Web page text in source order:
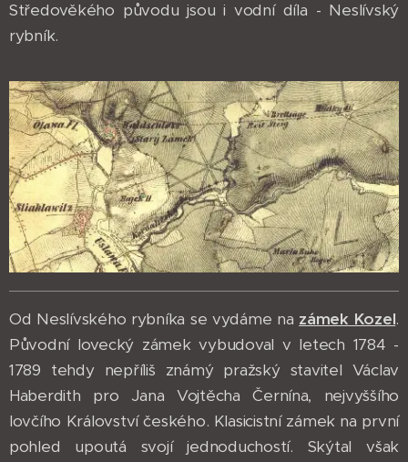
Středověkého původu jsou i vodní díla - Neslívský
rybník.
Od Neslívského rybníka se vydáme na zámek Kozel.
Původní lovecký zámek vybudoval v letech 1784 -
1789 tehdy nepříliš známý pražský stavitel Václav
Haberdith pro Jana Vojtěcha Černína, nejvyššího
lovčího Království českého. Klasicistní zámek na první
pohled upoutá svojí jednoduchostí. Skýtal však